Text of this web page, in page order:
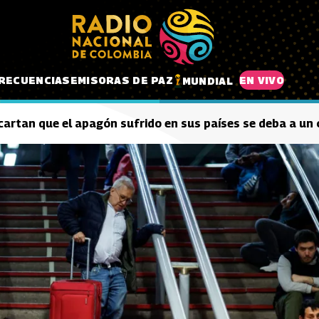
EMISORAS DE PAZ MUNDIAL EN VIVO
que el apagón sufrido en sus países se deba a un